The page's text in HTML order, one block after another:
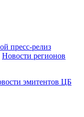
пресс-релиз
Новости регионов
эмитентов ЦБ